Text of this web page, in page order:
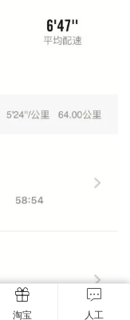
淘宝 人工